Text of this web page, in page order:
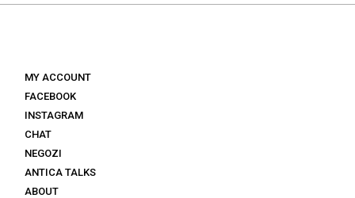
MY ACCOUNT
FACEBOOK
INSTAGRAM
CHAT
NEGOZI
ANTICA TALKS
ABOUT